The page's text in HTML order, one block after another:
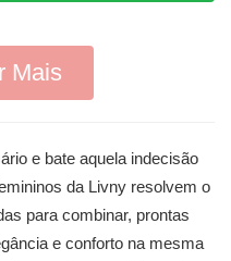
Mais
e bate aquela indecisão
da Livny resolvem o
para combinar, prontas
e conforto na mesma